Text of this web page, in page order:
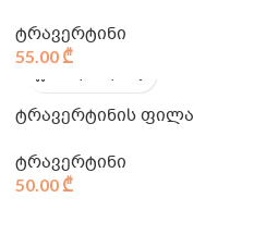
ტრავერტინი
55.00 ₾
ტრავერტინის ფილა
ტრავერტინი
50.00 ₾